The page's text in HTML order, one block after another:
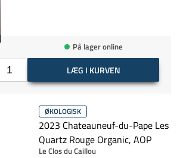
På lager online
LÆG I KURVEN
ØKOLOGISK
2023 Chateauneuf-du-Pape Les
Quartz Rouge Organic, AOP
Le Clos du Caillou